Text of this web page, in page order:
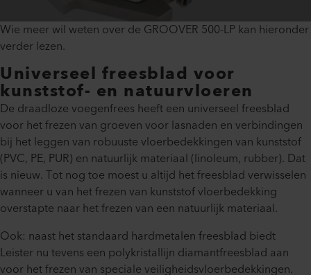
Wie meer wil weten over de GROOVER 500-LP kan hieronder
verder lezen.
Universeel freesblad voor
kunststof- en natuurvloeren
De draadloze voegenfrees heeft een universeel freesblad
voor het frezen van groeven voor lasnaden en verbindingen
bij het leggen van robuuste vloerbedekkingen van kunststof
(PVC, PE, PUR) en natuurlijk materiaal (linoleum, rubber). Dat
is nieuw. Tot nog toe moest u altijd het freesblad verwisselen
wanneer u van het frezen van kunststof vloerbedekking
overstapte naar het frezen van een natuurlijk materiaal.
Ook: naast het standaard hardmetalen freesblad biedt
Leister nu tevens een polykristallijn diamantfreesblad aan
voor het frezen van speciale veiligheidsvloerbedekkingen.